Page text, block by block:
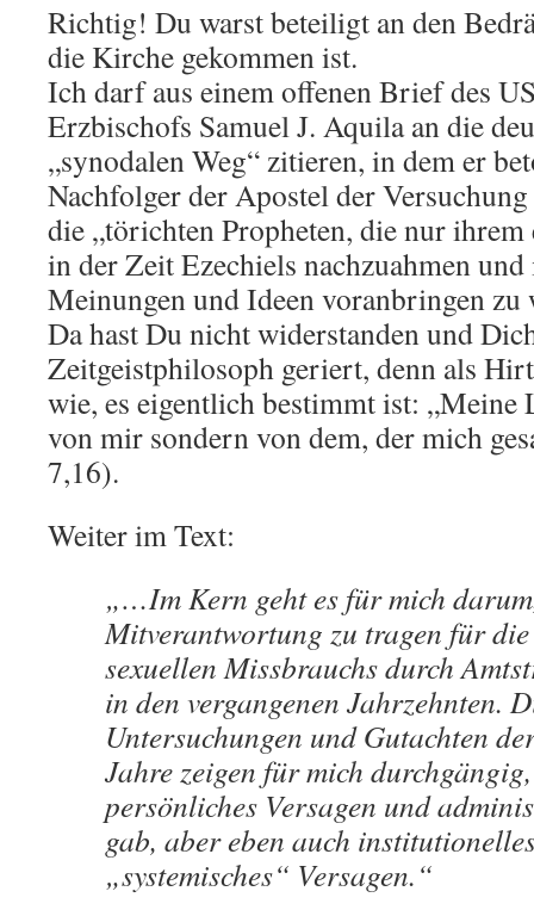
Richtig! Du warst beteiligt an den
die Kirche gekommen ist.
Ich darf aus einem offenen Brief des
Erzbischofs Samuel J. Aquila an die
„synodalen Weg“ zitieren, in dem er
Nachfolger der Apostel der
die „törichten Propheten, die nur ihrem
in der Zeit Ezechiels nachzuahmen und
Meinungen und Ideen voranbringen zu
Da hast Du nicht widerstanden und
Zeitgeistphilosoph geriert, denn als
wie, es eigentlich bestimmt ist: „Meine
von mir sondern von dem, der mich
7,16).
Weiter im Text:
„…Im Kern geht es für mich
Mitverantwortung zu tragen für
sexuellen Missbrauchs durch
in den vergangenen Jahrzehnten.
Untersuchungen und Gutachten
Jahre zeigen für mich
persönliches Versagen und
gab, aber eben auch
„systemisches“ Versagen.“